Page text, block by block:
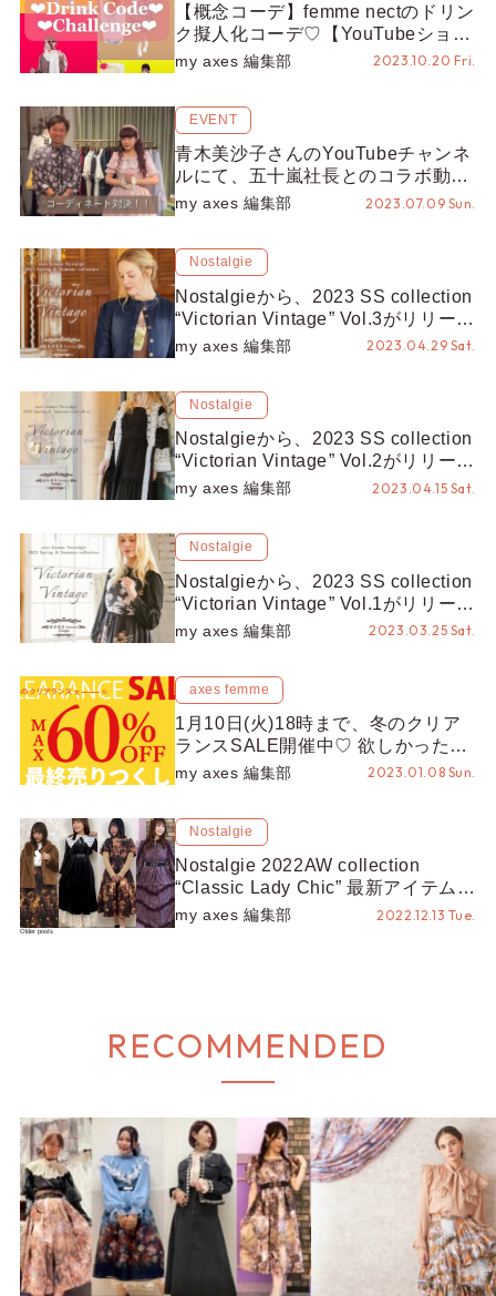
【概念コーデ】femme nectのドリン
ク擬人化コーデ♡【YouTubeショー
ト動画】
my axes 編集部 2023.10.20 Fri.
EVENT
青木美沙子さんのYouTubeチャンネ
ルにて、五十嵐社長とのコラボ動画
「axes femme コーデ対決」が公開
my axes 編集部 2023.07.09 Sun.
Nostalgie
Nostalgie⁡から、2023 SS collection
“Victorian Vintage⁡” Vol.3がリリース
♡【本日18時より一般予約開始！】
my axes 編集部 2023.04.29 Sat.
Nostalgie
Nostalgie⁡から、2023 SS collection
“Victorian Vintage⁡” Vol.2がリリース
♡【本日18時より一般予約開始！】
my axes 編集部 2023.04.15 Sat.
Nostalgie
Nostalgie⁡から、2023 SS collection
“Victorian Vintage⁡” Vol.1がリリース
♡【本日18時より一般予約開始！】
my axes 編集部 2023.03.25 Sat.
axes femme
1月10日(火)18時まで、冬のクリア
ランスSALE開催中♡ 欲しかったア
イテムがWEB限定でお得に！
my axes 編集部 2023.01.08 Sun.
Nostalgie
Nostalgie 2022AW collection
“Classic Lady Chic” 最新アイテム
を、人気スタッフのコーデでご紹介
my axes 編集部 2022.12.13 Tue.
Posts
navigation
Older posts
RECOMMENDED